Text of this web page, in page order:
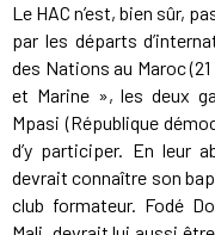
Le HAC n’est, bien sûr,
par les départs
des Nations au Maroc
et Marine », les deux
Mpasi (République
d’y participer. En leur
devrait connaître son
club formateur. Fodé